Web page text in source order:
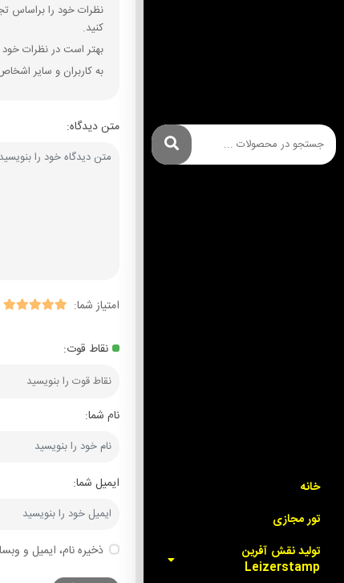
خانه
تور مجازی
توليد نقش آفرين
Leizerstamp
نظرات خود را براساس
کنید.
بهتر است در نظرات خود
به کاربران و سایر
متن دیدگاه:
امتیاز شما:
نقاط قوت:
نام شما:
ایمیل شما:
ذخیره نام، ایمیل و